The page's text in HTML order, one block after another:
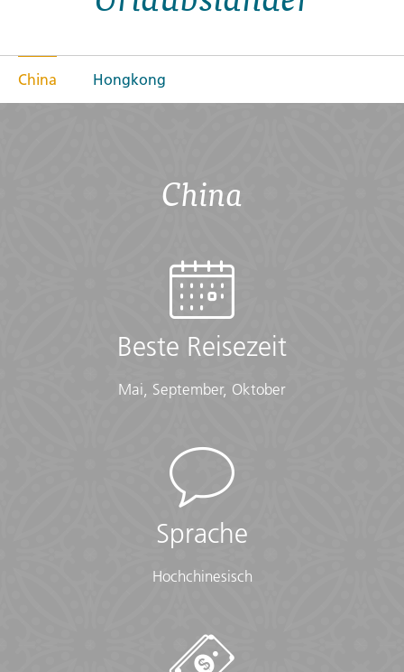
China Hongkong
China
Beste Reisezeit
Mai, September, Oktober
Sprache
Hochchinesisch